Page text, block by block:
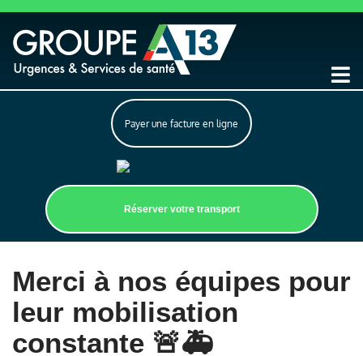
Payer une facture en ligne
Réserver votre transport
Merci à nos équipes pour
leur mobilisation
constante 🚨🚑